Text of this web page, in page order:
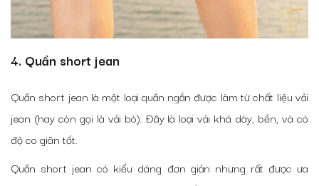
4. Quần short jean
Quần short jean là một loại quần ngắn được làm từ chất liệu vải
jean (hay còn gọi là vải bò). Đây là loại vải khá dày, bền, và có
độ co giãn tốt.
Quần short jean có kiểu dáng đơn giản nhưng rất được ưa